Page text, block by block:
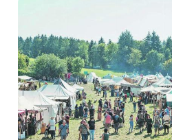
E-
Paper
Newsletter
App